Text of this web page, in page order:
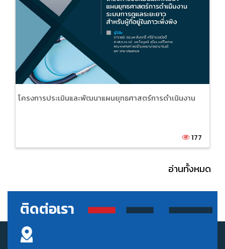
โครงการประเมินและพัฒนาแผนยุทธศาสตร์การดำเนินงาน
177
ติดต่อเรา